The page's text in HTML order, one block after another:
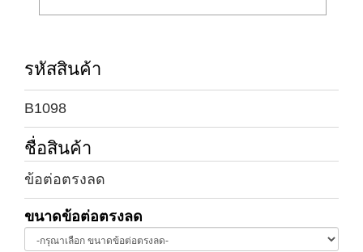
รหัสสินค้า
B1098
ชื่อสินค้า
ข้อต่อตรงลด
ขนาดข้อต่อตรงลด